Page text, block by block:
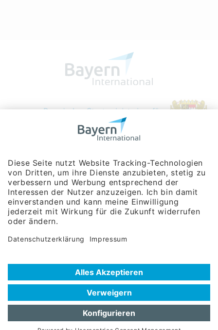
Bayerische Gesellschaft für Internationale
Rosenheimer Str. 143C
81671 München
Tel:+49 180 5949260
(Festnetz 14 ct/min, Mobil max. 42 ct/min)
Hotline
Datenschutzerklärung
Nutzungsbedingungen
Häufig gestellte Fragen (FAQ)